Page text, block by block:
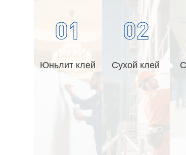
01
Юньлит клей
02
Сухой клей